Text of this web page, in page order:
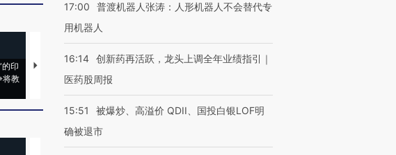
的印
将教
视线｜“入侵”还是“人道危
机”？难民潮撕裂西班牙
湖北宜昌局部短时降雨
哈尔滨遭遇短时极端强降
17:00
普渡机器人张涛：人形机器人不会替代专
用机器人
16:14 创新药再活跃，龙头上调全年业绩指引｜
医药股周报
15:51
被爆炒、高溢价 QDII、国投白银LOF明
确被退市